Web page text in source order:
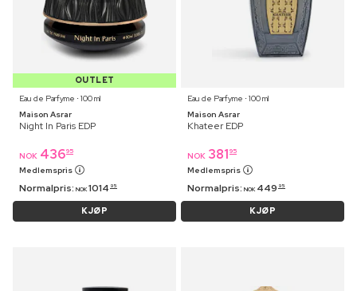
OUTLET
Eau de Parfyme ⋅ 100 ml
Maison Asrar
Night In Paris EDP
NOK 43695
Medlemspris
Normalpris: NOK 1014 95
KJØP
Eau de Parfyme ⋅ 100 ml
Maison Asrar
Khateer EDP
NOK 381 95
Medlemspris
Normalpris: NOK 449 95
KJØP